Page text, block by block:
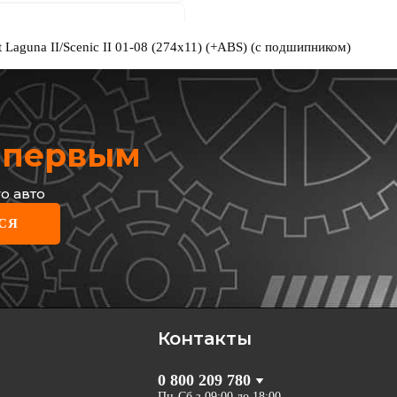
задний Renault
01–
1
грн
грн
Laguna II/Scenic II 01-08 (274x11) (+ABS) (с подшипником)
авто
Контакты
0 800 209 780